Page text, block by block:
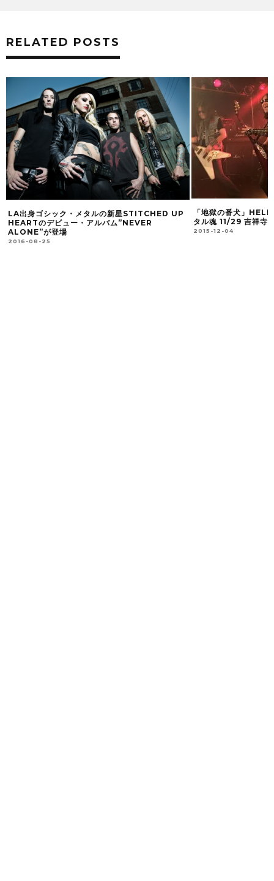
RELATED POSTS
LA出身ゴシック・メタルの新星STITCHED UP
HEARTのデビュー・アルバム”NEVER
ALONE”が登場
2016-08-25
「地獄の番犬」
タル魂 11/29 吉祥寺
2015-12-04